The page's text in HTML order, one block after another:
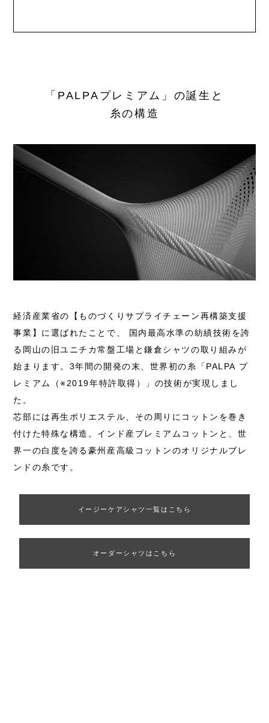
「PALPAプレミアム」の誕生と
糸の構造
経済産業省の【ものづくりサプライチェーン再構築支援
事業】に選ばれたことで、 国内最高水準の紡績技術を誇
る岡山の旧ユニチカ常盤工場と鎌倉シャツの取り組みが
始まります。3年間の開発の末、世界初の糸「PALPA プ
レミアム（※2019年特許取得）」の技術が実現しまし
た。
芯部には再生ポリエステル、その周りにコットンを巻き
付けた特殊な構造。インド産プレミアムコットンと、世
界一の白度を誇る豪州産高級コットンのオリジナルブレ
ンドの糸です。
イージーケアシャツ一覧はこちら
オーダーシャツはこちら